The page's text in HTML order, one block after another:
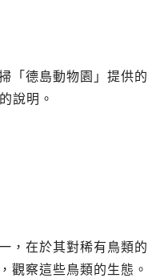
「德島動物園」提供的
說明。
，在於其對稀有鳥類的
觀察這些鳥類的生態。